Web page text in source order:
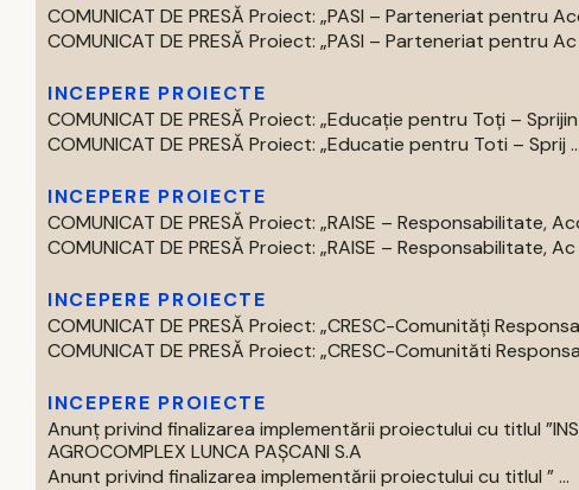
COMUNICAT DE PRESĂ Proiect: „PASI – Parteneriat pentru
COMUNICAT DE PRESĂ Proiect: „PASI – Parteneriat pentru Ac
INCEPERE PROIECTE
COMUNICAT DE PRESĂ Proiect: „Educație pentru Toți –
COMUNICAT DE PRESĂ Proiect: „Educatie pentru Toti – Sprij ...
INCEPERE PROIECTE
COMUNICAT DE PRESĂ Proiect: „RAISE – Responsabilitate,
COMUNICAT DE PRESĂ Proiect: „RAISE – Responsabilitate, Ac
INCEPERE PROIECTE
COMUNICAT DE PRESĂ Proiect: „CRESC-Comunități
COMUNICAT DE PRESĂ Proiect: „CRESC-Comunităti
INCEPERE PROIECTE
Anunț privind finalizarea implementării proiectului cu titlul
AGROCOMPLEX LUNCA PAȘCANI S.A
Anunt privind finalizarea implementării proiectului cu titlul ” ...